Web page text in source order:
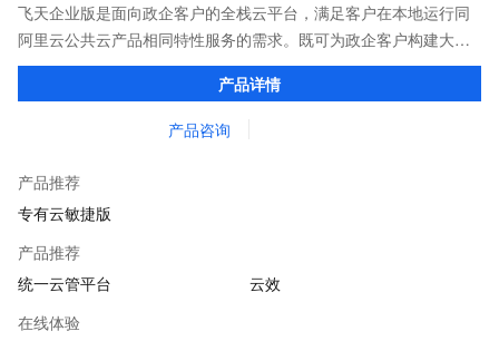
飞天企业版是面向政企客户的全栈云平台，满足客户在本地运行同
阿里云公共云产品相同特性服务的需求。既可为政企客户构建大规
模多级云或行业云，亦可为云化初期客户提供轻量化云平台，帮助
产品详情
产品咨询
产品推荐
专有云敏捷版
产品推荐
统一云管平台
云效
在线体验